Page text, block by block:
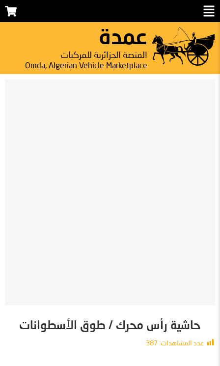
عمدة
المنصة الجزائرية للمركبات
Omda, Algerian Vehicle Marketplace
حاشية رأس محرك / طوق الأسطوانات
عدد المشاهدات: 387